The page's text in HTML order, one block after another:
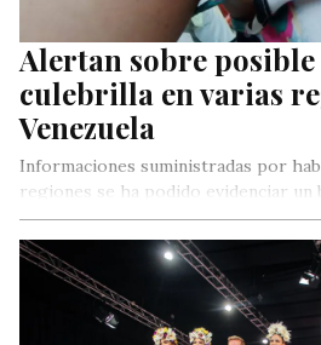
Alertan sobre
culebrilla en varias
Venezuela
Informaciones suministradas por
regiones se ha podido evidenciar
Herpes Zóster, mejor conocida